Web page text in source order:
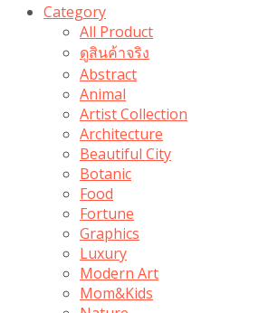
Category
All Product
ดูสินค้าจริง
Abstract
Animal
Artist Collection
Architecture
Beautiful City
Botanic
Food
Fortune
Graphics
Luxury
Modern Art
Mom&Kids